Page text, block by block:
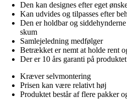
Den kan designes efter eget
Kan udvides og tilpasses efter
Den er holdbar og
skum
Samlejeledning medfølger
Betrækket er nemt at holde rent
Der er 10 års garanti på produktet
Kræver selvmontering
Prisen kan være relativt høj
Produktet består af flere pakker